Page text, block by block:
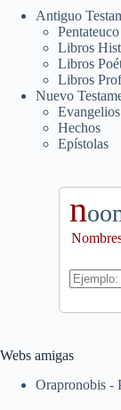
Antiguo
Pentateuco
Libros
Libros
Libros
Nuevo
Evangelios
Hechos
Epístolas
n
Webs amigas
Orapronobis -